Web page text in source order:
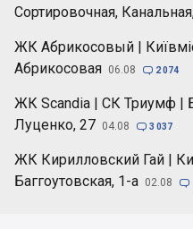
Сортировочная,
ЖК Абрикосовый |
Абрикосовая 06.08  2 074
ЖК Scandia | СК Триумф |
Луценко, 27 04.08  3 037
ЖК Кирилловский Гай |
Баггоутовская, 1-а 02.08 